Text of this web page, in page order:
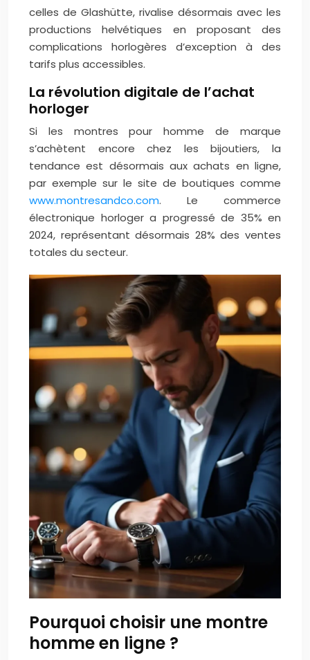
celles de Glashütte, rivalise désormais avec les
productions helvétiques en proposant des
complications horlogères d’exception à des
tarifs plus accessibles.
La révolution digitale de l’achat
horloger
Si les montres pour homme de marque
s’achètent encore chez les bijoutiers, la
tendance est désormais aux achats en ligne,
par exemple sur le site de boutiques comme
www.montresandco.com. Le commerce
électronique horloger a progressé de 35% en
2024, représentant désormais 28% des ventes
totales du secteur.
Pourquoi choisir une montre
homme en ligne ?